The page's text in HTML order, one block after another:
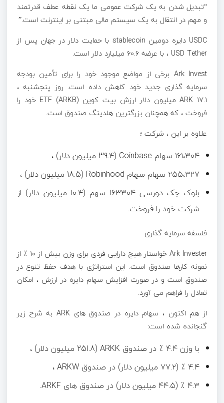
“تبدیل شدن به یک شرکت عمومی ما یک نقطه عطف قدرتمند
و مهم در انتقال به یک سیستم مالی مبتنی بر اینترنت است.”
USDC دایره دومین stablecoin با حمایت دلار در جهان پس از
USD Tether ، با عرضه ۶۰.۶ میلیارد دلار است.
Ark Invest برخی از مواضع موجود خود را برای تأمین بودجه
سرمایه گذاری جدید خود کاهش داده است. روز پنجشنبه ،
ARK 17.1 میلیون دلار ارزش بیت کوین ETF (ARKB) خود را
فروخت ، که همچنان بزرگترین هلدینگ صندوق است.
علاوه بر این ، شرکت ؛
۱۶۱،۳۰۴ سهام Coinbase (39.4 میلیون دلار) ،
۲۵۵،۳۲۷ سهام سهام Robinhood (18.5 میلیون دلار) ،
بلوک جک دورسی ۱۶۳۳۰۴ سهم (۱۰.۴ میلیون دلار) از
شرکت خود را فروخت.
فلسفه سرمایه گذاری
Ark Invester خواستار هیچ دارایی فردی برای وزن بیش از ۱۰ ٪ از
نمونه کارها صندوق است. این استراتژی با هدف حفظ تنوع در
صندوق است و در صورت افزایش سهام دایره در ارزش ، امکان
تعادل را فراهم می آورد.
از هم اکنون ، سهام دایره در صندوق های ARK به شرح زیر
گنجانده شده است:
با وزن ۴.۴ ٪ در صندوق ARKK (251.8 میلیون دلار) ،
۴.۴ ٪ (۷۷.۲ میلیون دلار) در صندوق ARKW ،
۴.۳ ٪ (۴۴.۵ میلیون دلار) در صندوق های ARKF.